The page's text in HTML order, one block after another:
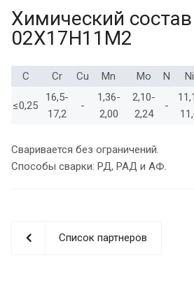
Химический
02Х17Н11М2
C Cr Cu Mn Mo N Ni
≤0,25
16,5-
17,2
-
1,36-
2,00
2,10-
2,24
-
Сваривается без ограничений.
Способы сварки: РД, РАД и АФ.
Список партнеров